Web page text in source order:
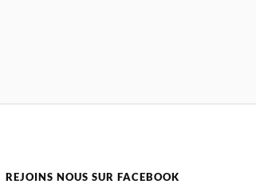
REJOINS NOUS SUR FACEBOOK